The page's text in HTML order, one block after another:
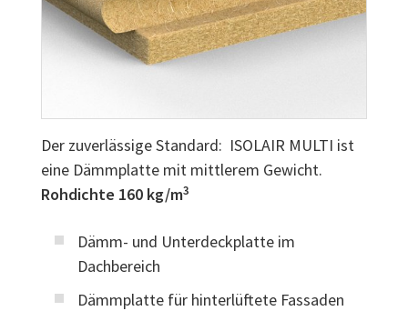
Der zuverlässige Standard: ISOLAIR MULTI ist
eine Dämmplatte mit mittlerem Gewicht.
Rohdichte 160 kg/m3
Dämm- und Unterdeckplatte im
Dachbereich
Dämmplatte für hinterlüftete Fassaden